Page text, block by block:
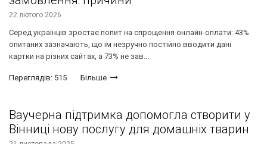
22 лютого 2026
Серед українців зростає попит на спрощення онлайн-оплати: 43%
опитаних зазначають, що їм незручно постійно вводити дані
картки на різних сайтах, а 73% не зав...
Переглядів: 515 Більше
Ваучерна підтримка допомогла створити у
Вінниці нову послугу для домашніх тварин